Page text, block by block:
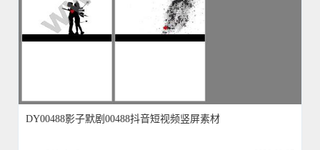
DY00488影子默剧00488抖音短视频竖屏素材